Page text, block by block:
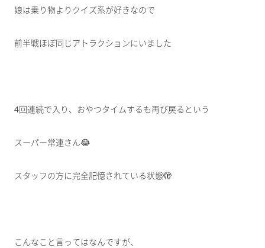
娘は乗り物よりクイズ系が好きなので
前半戦ほぼ同じアトラクションにいました
4回連続で入り、おやつタイムするも再び戻るという
スーパー常連さん😂
スタッフの方に完全記憶されている状態🫣
こんなこと言ってはなんですが、